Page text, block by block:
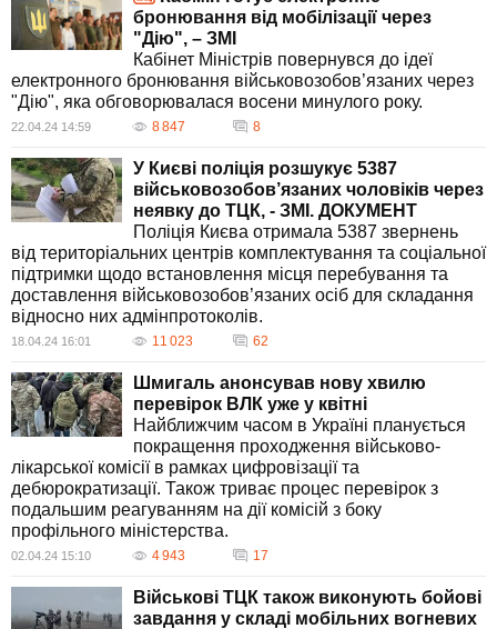
бронювання від мобілізації через
"Дію", – ЗМІ
Кабінет Міністрів повернувся до ідеї
електронного бронювання військовозобов’язаних через
"Дію", яка обговорювалася восени минулого року.
22.04.24 14:59 8 847 8
У Києві поліція розшукує 5387
військовозобов’язаних чоловіків через
неявку до ТЦК, - ЗМІ. ДОКУМЕНТ
Поліція Києва отримала 5387 звернень
від територіальних центрів комплектування та соціальної
підтримки щодо встановлення місця перебування та
доставлення військовозобов’язаних осіб для складання
відносно них адмінпротоколів.
18.04.24 16:01 11 023 62
Шмигаль анонсував нову хвилю
перевірок ВЛК уже у квітні
Найближчим часом в Україні планується
покращення проходження військово-
лікарської комісії в рамках цифровізації та
дебюрократизації. Також триває процес перевірок з
подальшим реагуванням на дії комісій з боку
профільного міністерства.
02.04.24 15:10 4 943 17
Військові ТЦК також виконують бойові
завдання у складі мобільних вогневих